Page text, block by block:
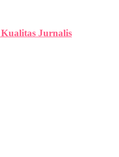
Jurnalis